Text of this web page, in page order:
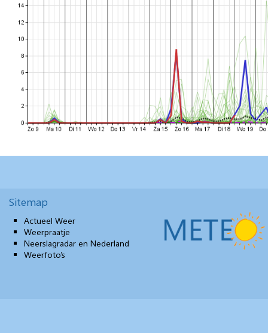
Sitemap
Actueel Weer
Weerpraatje
Neerslagradar en Nederland
Weerfoto’s